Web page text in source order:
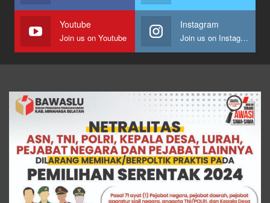
Youtube
Join us on Youtube
Instagram
Join us on Instagram